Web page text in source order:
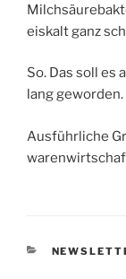
eiskalt ganz
So. Das soll es
lang geworden.
Ausführliche